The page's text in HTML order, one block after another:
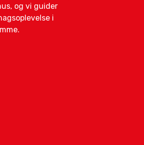
og vi guider
i